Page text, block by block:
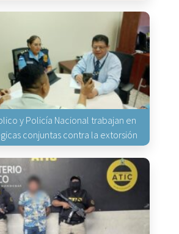
y Policía Nacional trabajan en
conjuntas contra la extorsión